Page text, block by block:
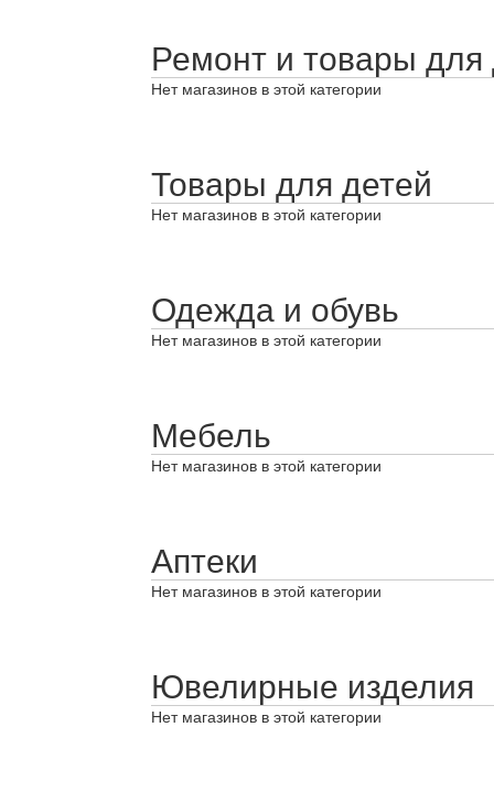
Ремонт и товары
Нет магазинов в этой категории
Товары для детей
Нет магазинов в этой категории
Одежда и обувь
Нет магазинов в этой категории
Мебель
Нет магазинов в этой категории
Аптеки
Нет магазинов в этой категории
Ювелирные изделия
Нет магазинов в этой категории